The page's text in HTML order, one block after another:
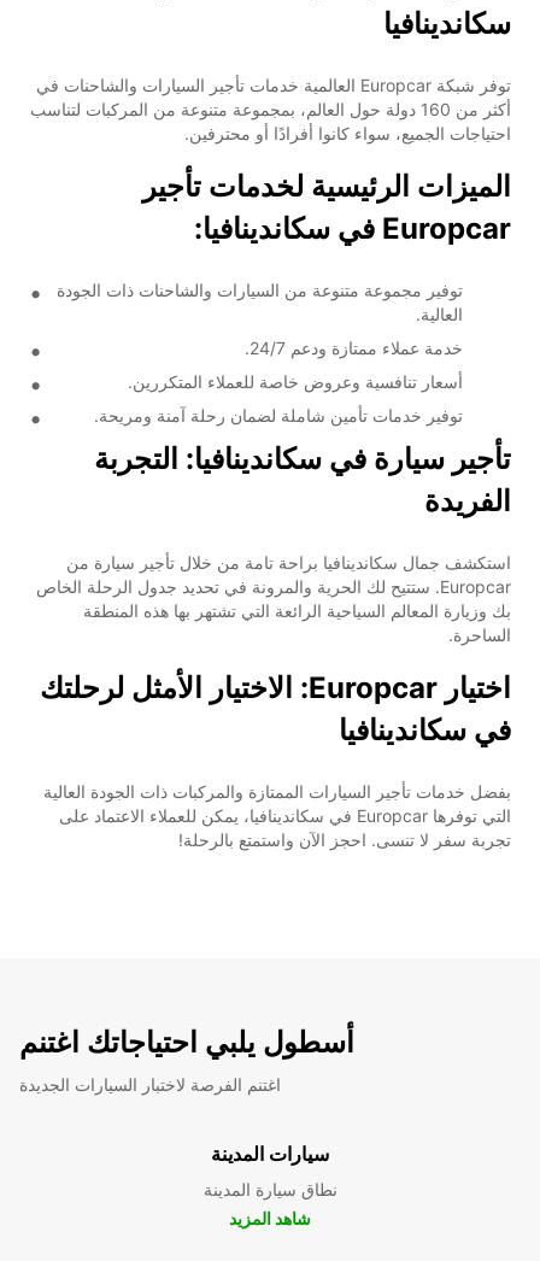
سكاندينافيا
توفر شبكة Europcar العالمية خدمات تأجير السيارات والشاحنات في
أكثر من 160 دولة حول العالم، بمجموعة متنوعة من المركبات لتناسب
احتياجات الجميع، سواء كانوا أفرادًا أو محترفين.
الميزات الرئيسية لخدمات تأجير
Europcar في سكاندينافيا:
توفير مجموعة متنوعة من السيارات والشاحنات ذات الجودة
العالية.
خدمة عملاء ممتازة ودعم 24/7.
أسعار تنافسية وعروض خاصة للعملاء المتكررين.
توفير خدمات تأمين شاملة لضمان رحلة آمنة ومريحة.
تأجير سيارة في سكاندينافيا: التجربة
الفريدة
استكشف جمال سكاندينافيا براحة تامة من خلال تأجير سيارة من
Europcar. ستتيح لك الحرية والمرونة في تحديد جدول الرحلة الخاص
بك وزيارة المعالم السياحية الرائعة التي تشتهر بها هذه المنطقة
الساحرة.
اختيار Europcar: الاختيار الأمثل لرحلتك
في سكاندينافيا
بفضل خدمات تأجير السيارات الممتازة والمركبات ذات الجودة العالية
التي توفرها Europcar في سكاندينافيا، يمكن للعملاء الاعتماد على
تجربة سفر لا تنسى. احجز الآن واستمتع بالرحلة!
أسطول يلبي احتياجاتك اغتنم
اغتنم الفرصة لاختبار السيارات الجديدة
سيارات المدينة
نطاق سيارة المدينة
شاهد المزيد